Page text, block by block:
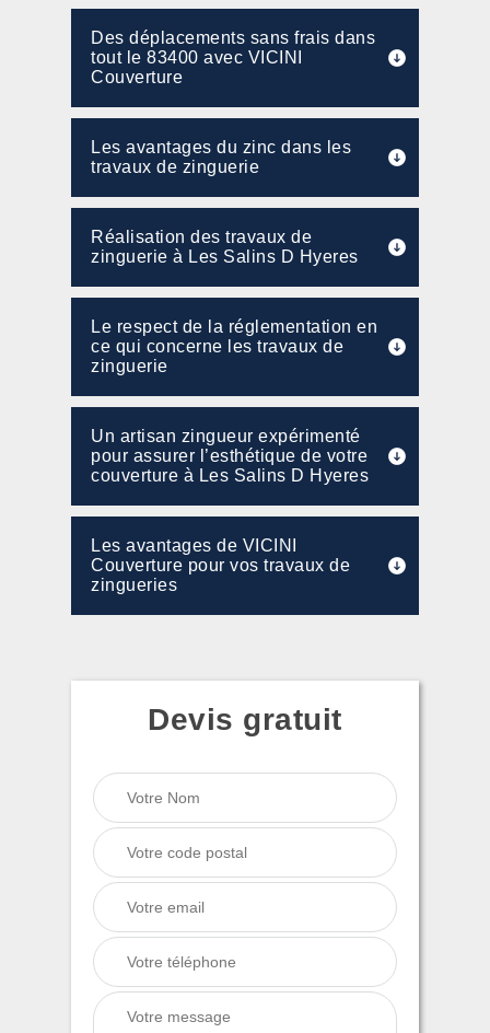
Des déplacements sans frais dans
tout le 83400 avec VICINI
Couverture
Les avantages du zinc dans les
travaux de zinguerie
Réalisation des travaux de
zinguerie à Les Salins D Hyeres
Le respect de la réglementation en
ce qui concerne les travaux de
zinguerie
Un artisan zingueur expérimenté
pour assurer l’esthétique de votre
couverture à Les Salins D Hyeres
Les avantages de VICINI
Couverture pour vos travaux de
zingueries
Devis gratuit